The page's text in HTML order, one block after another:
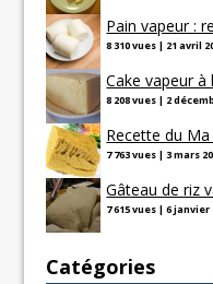
Pain vapeur :
8 310 vues | 21 avril
Cake vapeur à
8 208 vues | 2
Recette du
7 763 vues |3 mars
Gâteau de riz
7 615 vues |6 janvier
Catégories